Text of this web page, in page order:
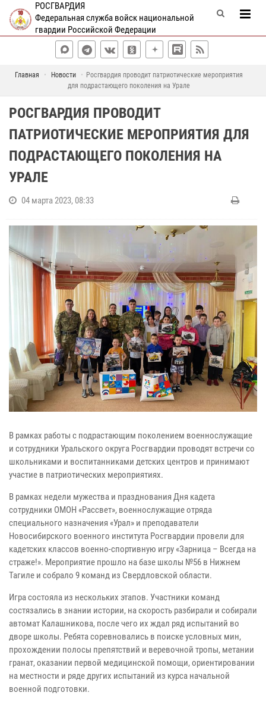
РОСГВАРДИЯ
Федеральная служба войск национальной
гвардии Российской Федерации
Главная Новости
Росгвардия проводит патриотические мероприятия
для подрастающего поколения на Урале
РОСГВАРДИЯ ПРОВОДИТ
ПАТРИОТИЧЕСКИЕ МЕРОПРИЯТИЯ ДЛЯ
ПОДРАСТАЮЩЕГО ПОКОЛЕНИЯ НА
УРАЛЕ
04 марта 2023, 08:33
В рамках работы с подрастающим поколением военнослужащие
и сотрудники Уральского округа Росгвардии проводят встречи со
школьниками и воспитанниками детских центров и принимают
участие в патриотических мероприятиях.
В рамках недели мужества и празднования Дня кадета
сотрудники ОМОН «Рассвет», военнослужащие отряда
специального назначения «Урал» и преподаватели
Новосибирского военного института Росгвардии провели для
кадетских классов военно-спортивную игру «Зарница – Всегда на
страже!». Мероприятие прошло на базе школы №56 в Нижнем
Тагиле и собрало 9 команд из Свердловской области.
Игра состояла из нескольких этапов. Участники команд
состязались в знании истории, на скорость разбирали и собирали
автомат Калашникова, после чего их ждал ряд испытаний во
дворе школы. Ребята соревновались в поиске условных мин,
прохождении полосы препятствий и веревочной тропы, метании
гранат, оказании первой медицинской помощи, ориентировании
на местности и ряде других испытаний из курса начальной
военной подготовки.